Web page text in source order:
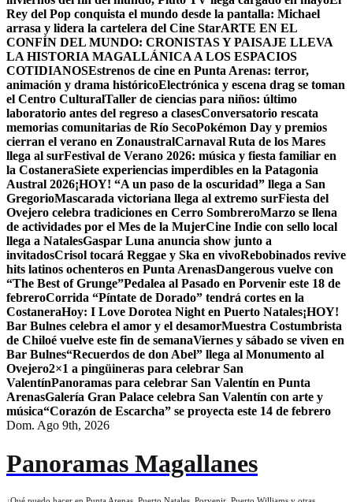
Rey del Pop conquista el mundo desde la pantalla: Michael
arrasa y lidera la cartelera del Cine StarARTE EN EL
CONFÍN DEL MUNDO: CRONISTAS Y PAISAJE LLEVA
LA HISTORIA MAGALLÁNICA A LOS ESPACIOS
COTIDIANOSEstrenos de cine en Punta Arenas: terror,
animación y drama históricoElectrónica y escena drag se toman
el Centro CulturalTaller de ciencias para niños: último
laboratorio antes del regreso a clasesConversatorio rescata
memorias comunitarias de Río SecoPokémon Day y premios
cierran el verano en ZonaustralCarnaval Ruta de los Mares
llega al surFestival de Verano 2026: música y fiesta familiar en
la CostaneraSiete experiencias imperdibles en la Patagonia
Austral 2026¡HOY! “A un paso de la oscuridad” llega a San
GregorioMascarada victoriana llega al extremo surFiesta del
Ovejero celebra tradiciones en Cerro SombreroMarzo se llena
de actividades por el Mes de la MujerCine Indie con sello local
llega a NatalesGaspar Luna anuncia show junto a
invitadosCrisol tocará Reggae y Ska en vivoRebobinados revive
hits latinos ochenteros en Punta ArenasDangerous vuelve con
“The Best of Grunge”Pedalea al Pasado en Porvenir este 18 de
febreroCorrida “Píntate de Dorado” tendrá cortes en la
CostaneraHoy: I Love Dorotea Night en Puerto Natales¡HOY!
Bar Bulnes celebra el amor y el desamorMuestra Costumbrista
de Chiloé vuelve este fin de semanaViernes y sábado se viven en
Bar Bulnes“Recuerdos de don Abel” llega al Monumento al
Ovejero2×1 a pingüineras para celebrar San
ValentínPanoramas para celebrar San Valentín en Punta
ArenasGalería Gran Palace celebra San Valentín con arte y
música“Corazón de Escarcha” se proyecta este 14 de febrero
Dom. Ago 9th, 2026
Panoramas Magallanes